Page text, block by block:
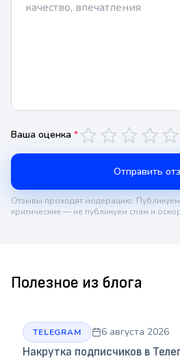
Ваша оценка *
Отправить
Отзывы проходят модерацию.
критические — не публикуем спам и
Полезное из блога
TELEGRAM 6 августа 2026
Накрутка подписчиков в